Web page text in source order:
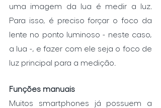
uma imagem da lua é medir a luz.
Para isso, é preciso forçar o foco da
lente no ponto luminoso - neste caso,
a lua -, e fazer com ele seja o foco de
luz principal para a medição.
Funções manuais
Muitos smartphones já possuem a